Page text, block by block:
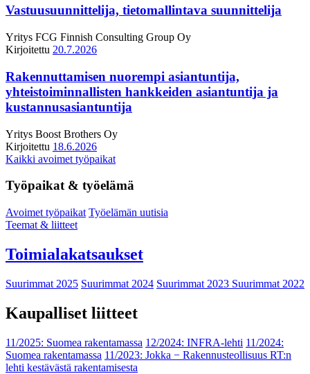
Vastuusuunnittelija, tietomallintava suunnittelija
Yritys FCG Finnish Consulting Group Oy
Kirjoitettu 20.7.2026
Rakennuttamisen nuorempi asiantuntija,
yhteistoiminnallisten hankkeiden asiantuntija ja
kustannusasiantuntija
Yritys Boost Brothers Oy
Kirjoitettu 18.6.2026
Kaikki avoimet työpaikat
Työpaikat & työelämä
Avoimet työpaikat Työelämän uutisia
Teemat & liitteet
Toimialakatsaukset
Suurimmat 2025 Suurimmat 2024 Suurimmat 2023 Suurimmat 2022
Kaupalliset liitteet
11/2025: Suomea rakentamassa 12/2024: INFRA-lehti 11/2024:
Suomea rakentamassa 11/2023: Jokka − Rakennusteollisuus RT:n
lehti kestävästä rakentamisesta